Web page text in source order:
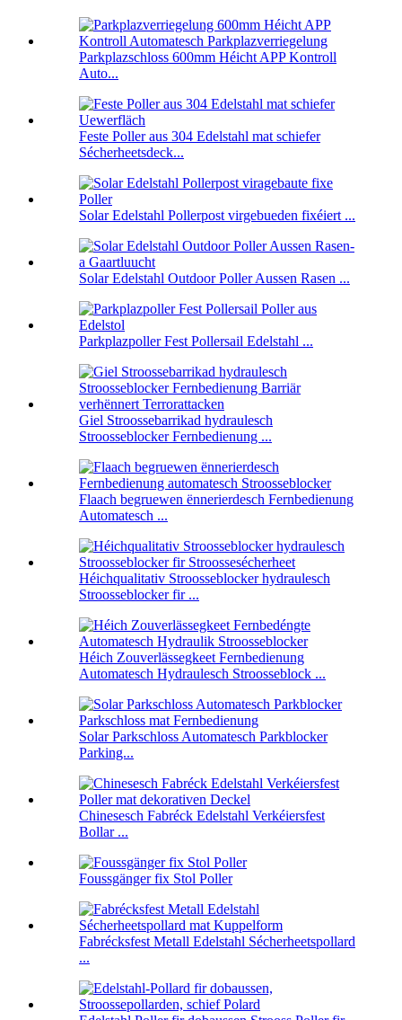
Parkplazschloss 600mm Héicht APP Kontroll
Auto...
Feste Poller aus 304 Edelstahl mat schiefer
Sécherheetsdeck...
Solar Edelstahl Pollerpost virgebueden fixéiert ...
Solar Edelstahl Outdoor Poller Aussen Rasen ...
Parkplazpoller Fest Pollersail Edelstahl ...
Giel Stroossebarrikad hydraulesch
Stroosseblocker Fernbedienung ...
Flaach begruewen ënnerierdesch Fernbedienung
Automatesch ...
Héichqualitativ Stroosseblocker hydraulesch
Stroosseblocker fir ...
Héich Zouverlässegkeet Fernbedienung
Automatesch Hydraulesch Stroosseblock ...
Solar Parkschloss Automatesch Parkblocker
Parking...
Chinesesch Fabréck Edelstahl Verkéiersfest
Bollar ...
Foussgänger fix Stol Poller
Fabrécksfest Metall Edelstahl Sécherheetspollard
...